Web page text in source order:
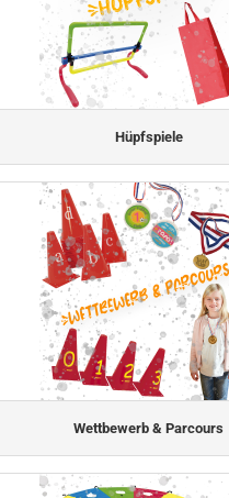
Hüpfspiele
Wettbewerb & Parcours